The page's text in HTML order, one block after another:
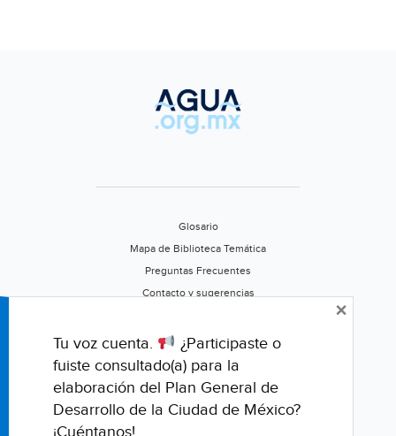
Glosario
Mapa de Biblioteca Temática
Preguntas Frecuentes
Contacto y sugerencias
Califica este portal
Tu voz cuenta.
¿Participaste o
fuiste consultado(a) para la
elaboración del Plan General de
Desarrollo de la Ciudad de México?
¡Cuéntanos!
×